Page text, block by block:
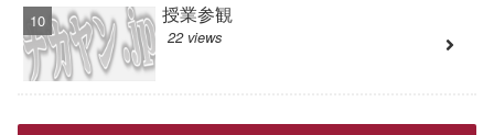
授業参観
22 views